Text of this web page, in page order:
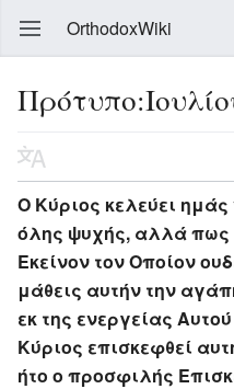
OrthodoxWiki
Ο Κύριος κελεύει
όλης ψυχής, αλλά πως
Εκείνον τον Οποίον
μάθεις αυτήν την
εκ της ενεργείας
Κύριος επισκεφθεί
ήτο ο προσφιλής